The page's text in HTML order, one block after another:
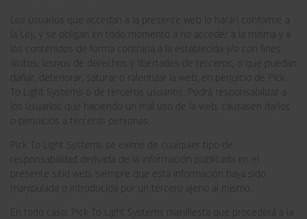
Los usuarios que accedan a la presente web lo harán conforme a
la Ley, y se obligan en todo momento a no acceder a la misma y a
los contenidos de forma contraria a la establecida y/o con fines
ilícitos, lesivos de derechos y libertades de terceros, o que puedan
dañar, deteriorar, saturar o ralentizar la web, en perjuicio de Pick
To Light Systems o de terceros usuarios. Podrá responsabilizar a
los usuarios que haciendo un mal uso de la web, causasen daños
o perjuicios a terceras personas.
Pick To Light Systems se exime de cualquier tipo de
responsabilidad derivada de la información publicada en el
presente sitio web, siempre que esta información haya sido
manipulada o introducida por un tercero ajeno al mismo.
En todo caso, Pick To Light Systems manifiesta que procederá a la